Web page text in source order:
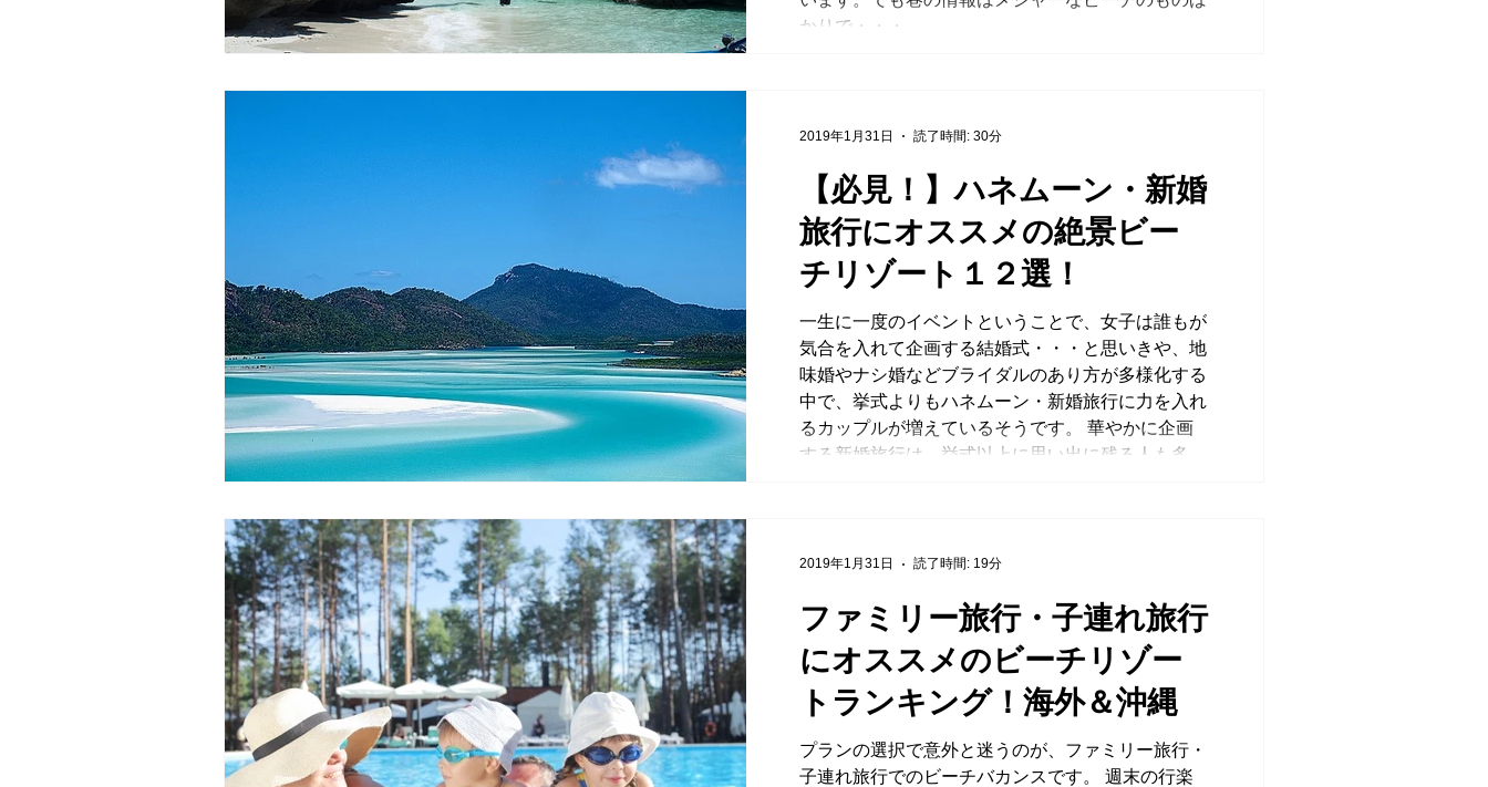
かりで・・・...
【必見！】ハネムーン・新婚
旅行にオススメの絶景ビー
チリゾート１２選！
一生に一度のイベントということで、女子は誰もが
気合を入れて企画する結婚式・・・と思いきや、地
味婚やナシ婚などブライダルのあり方が多様化する
中で、挙式よりもハネムーン・新婚旅行に力を入れ
るカップルが増えているそうです。 華やかに企画
する新婚旅行は、挙式以上に思い出に残る人も多...
2019年1月31日 読了時間: 30分
ファミリー旅行・子連れ旅行
にオススメのビーチリゾー
トランキング！海外＆沖縄
プランの選択で意外と迷うのが、ファミリー旅行・
子連れ旅行でのビーチバカンスです。 週末の行楽
2019年1月31日 読了時間: 19分